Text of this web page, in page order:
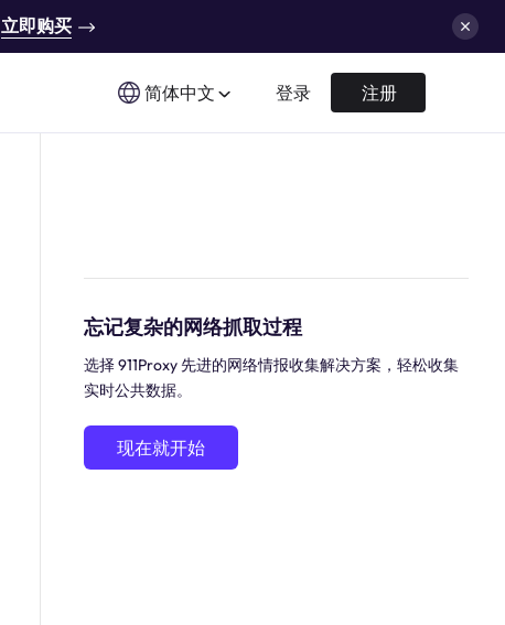
立即购买
简体中文 登录 注册
忘记复杂的网络抓取过程
选择 911Proxy 先进的网络情报收集解决方案，轻松收集
实时公共数据。
现在就开始